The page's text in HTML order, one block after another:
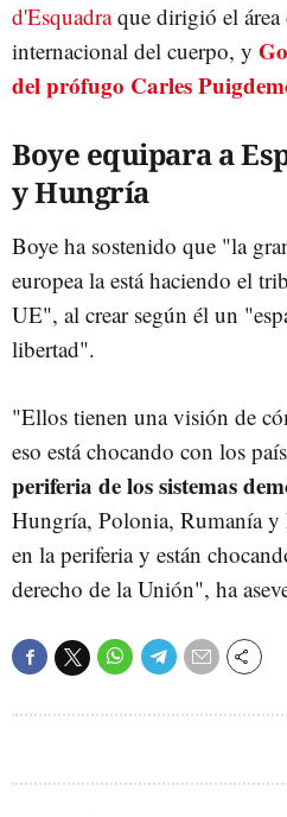
d'Esquadraque dirigió el área
internacional del cuerpo, y
del prófugo Carles
Boye equipara a
y Hungría
Boye ha sostenido que "la
europea la está haciendo el
UE", al crear según él un
libertad".
"Ellos tienen una visión de
eso está chocando con los
periferia de los sistemas
Hungría, Polonia, Rumanía y
en la periferia y están
derecho de la Unión", ha